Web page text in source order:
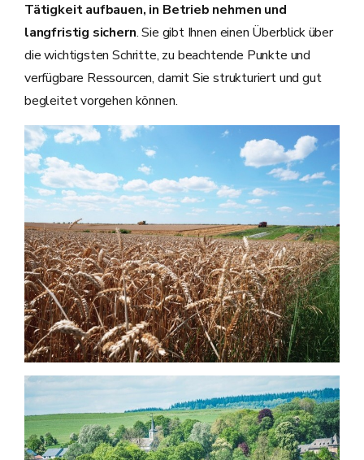
Tätigkeit aufbauen, in Betrieb nehmen und
langfristig sichern. Sie gibt Ihnen einen Überblick über
die wichtigsten Schritte, zu beachtende Punkte und
verfügbare Ressourcen, damit Sie strukturiert und gut
begleitet vorgehen können.